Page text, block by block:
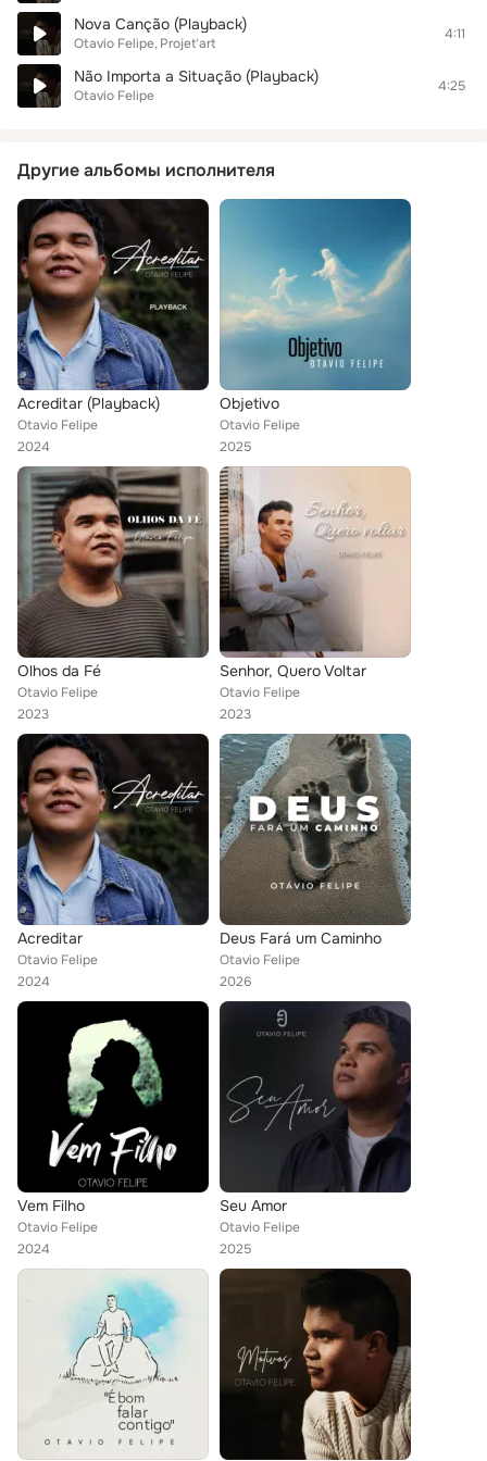
Nova Canção (Playback)
Otavio Felipe Projet'art
4:11
Não Importa a Situação (Playback)
Otavio Felipe
4:25
Другие альбомы исполнителя
Acreditar (Playback)
Otavio Felipe
2024
Objetivo
Otavio Felipe
2025
Olhos da Fé
Otavio Felipe
2023
Senhor, Quero Voltar
Otavio Felipe
2023
Acreditar
Otavio Felipe
2024
Deus Fará um Caminho
Otavio Felipe
2026
Vem Filho
Otavio Felipe
2024
Seu Amor
Otavio Felipe
2025